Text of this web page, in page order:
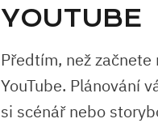
YOUTUBE
Předtím, než
YouTube. Plánování
si scénář nebo